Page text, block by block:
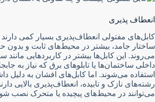
انعطاف پذیری
کابل‌های مفتولی انعطاف‌پذیری بسیار کمی دارند
ساختار جامد، بیشتر در محیط‌های ثابت و بدون
می‌روند. این کابل‌ها بیشتر در کاربردهایی
داخلی ساختمان‌ها یا تابلوهای برق که نیاز به
استفاده می‌شوند. اما کابل‌های افشان به دلیل
رشته‌های نازک و تابیده، انعطاف‌پذیری بالایی
می‌توانند در محیط‌های پیچیده یا متحرک نصب